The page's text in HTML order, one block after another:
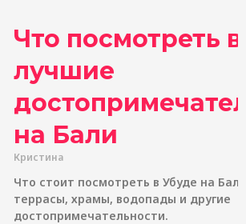
Что посмотреть
лучшие
на Бали
Кристина
Что стоит посмотреть в Убуде на
террасы, храмы, водопады и другие
достопримечательности.